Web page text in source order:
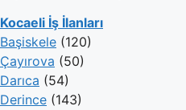
Kocaeli İş İlanları
Başiskele (120)
Çayırova (50)
Darıca (54)
Derince (143)